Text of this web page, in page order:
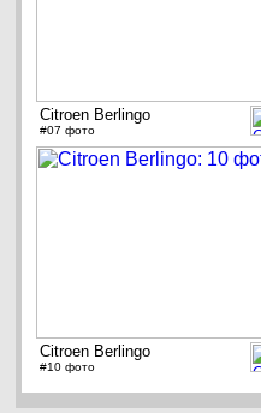
Citroen Berlingo
#07 фото
Citroen Berlingo
#10 фото